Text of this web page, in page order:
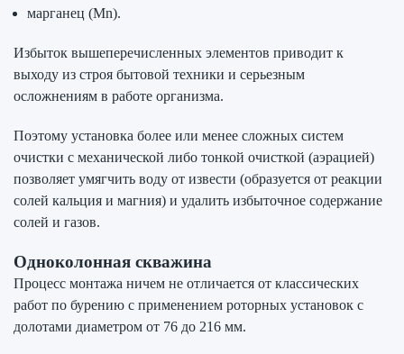
марганец (Mn).
Избыток вышеперечисленных элементов приводит к
выходу из строя бытовой техники и серьезным
осложнениям в работе организма.
Поэтому установка более или менее сложных систем
очистки с механической либо тонкой очисткой (аэрацией)
позволяет умягчить воду от извести (образуется от реакции
солей кальция и магния) и удалить избыточное содержание
солей и газов.
Одноколонная скважина
Процесс монтажа ничем не отличается от классических
работ по бурению с применением роторных установок с
долотами диаметром от 76 до 216 мм.